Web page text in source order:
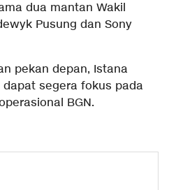
dua mantan Wakil
Pusung dan Sony
pekan depan, Istana
segera fokus pada
BGN.